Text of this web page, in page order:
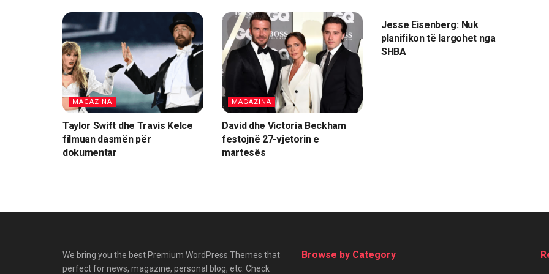
MAGAZINA
Taylor Swift dhe Travis Kelce
filmuan dasmën për
dokumentar
MAGAZINA
David dhe Victoria Beckham
festojnë 27-vjetorin e
martesës
Jesse Eisenberg: Nuk
planifikon të largohet nga
SHBA
We bring you the best Premium WordPress Themes that
perfect for news, magazine, personal blog, etc. Check
Browse by Category